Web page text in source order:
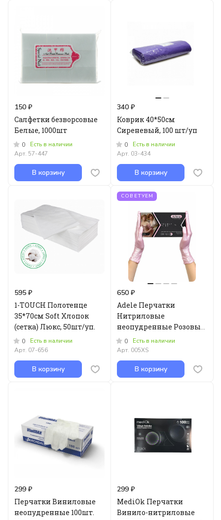
150 ₽
Салфетки безворсовые
Белые, 1000шт
0
Есть в наличии
Арт. 57-447
В корзину
340 ₽
Коврик 40*50см
Сиреневый, 100 шт/уп
0
Есть в наличии
Арт. 03-434
В корзину
595 ₽
1-TOUCH Полотенце
35*70см Soft Хлопок
(сетка) Люкс, 50шт/уп.
0
Есть в наличии
Арт. 07-656
В корзину
СОВЕТУЕМ
650 ₽
Adele Перчатки
Нитриловые
неопудренные Розовый
перламутр размер XS
100шт
0
Есть в наличии
Арт. 005XS
В корзину
299 ₽
Перчатки Виниловые
неопудренные 100шт.
299 ₽
MediOk Перчатки
Винило-нитриловые